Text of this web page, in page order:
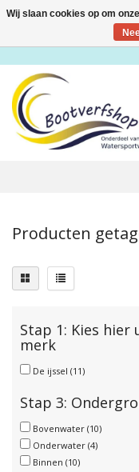
Toggle
Producten
Stap 1: Kies hier
merk
De ijssel (11)
Stap 3:
Bovenwater (10)
Onderwater (4)
Binnen (10)
Wij slaan cookies op om